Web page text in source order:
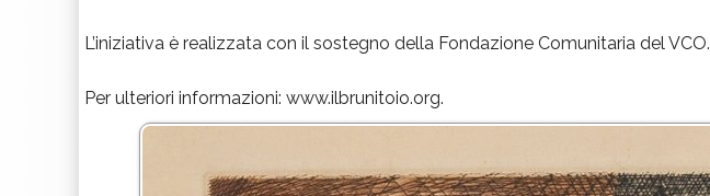
L’iniziativa è realizzata con il sostegno della Fondazione Comunitaria del VCO.
Per ulteriori informazioni: www.ilbrunitoio.org.